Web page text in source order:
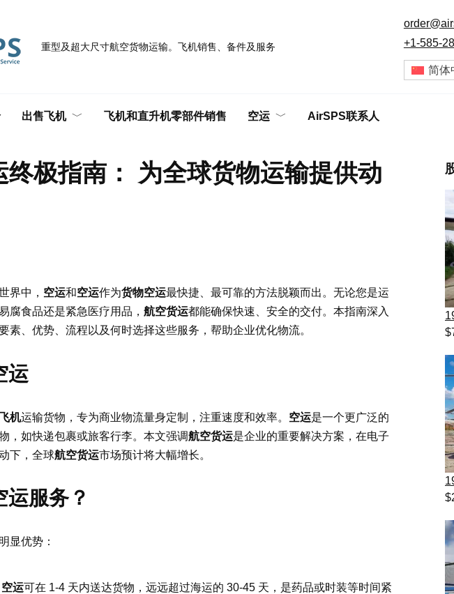
重型及超大尺寸航空货物运输。飞机销售、备件及服务
+1-585-
简体
出售飞机 飞机和直升机零部件销售 空运 AirSPS联系人
终极指南： 为全球货物运输提供动
界中， 空运和空运作为货物空运最快捷、最可靠的方法脱颖而出。无论您是运
腐食品还是紧急医疗用品， 航空货运都能确保快速、安全的交付。本指南深入
素、优势、流程以及何时选择这些服务，帮助企业优化物流。
运
机运输货物，专为商业物流量身定制，注重速度和效率。 空运是一个更广泛的
，如快递包裹或旅客行李。本文强调航空货运是企业的重要解决方案，在电子
下，全球航空货运市场预计将大幅增长。
运服务？
显优势：
空运可在 1-4 天内送达货物，远远超过海运的 30-45 天，是药品或时装等时间紧
$
$